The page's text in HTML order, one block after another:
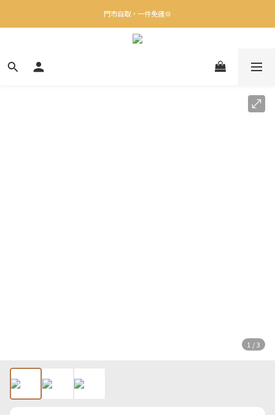
✨下載Three Little Meow App 即享多重禮遇！
門市自取，一件免運💢
🛒購物滿$400送貨上門免運
1 / 3